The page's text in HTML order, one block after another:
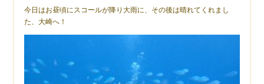
今日はお昼頃にスコールが降り大雨に、その後は晴れてくれまし
た、大崎へ！